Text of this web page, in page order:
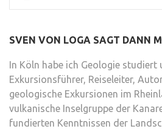
SVEN VON LOGA SAGT DANN
In Köln habe ich Geologie studiert
Exkursionsführer, Reiseleiter,
geologische Exkursionen im
vulkanische Inselgruppe der
fundierten Kenntnissen der